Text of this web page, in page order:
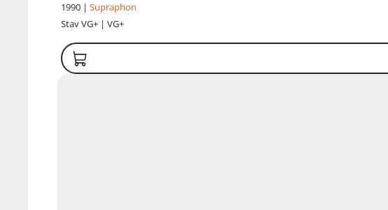
1990 | Supraphon
StavVG+ | VG+